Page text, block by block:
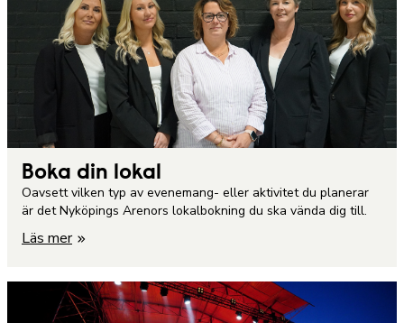
Boka din lokal
Oavsett vilken typ av evenemang- eller aktivitet du planerar
är det Nyköpings Arenors lokalbokning du ska vända dig till.
Läs mer